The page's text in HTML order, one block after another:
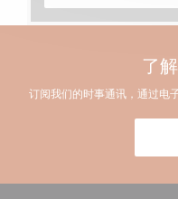
了
订阅我们的时事通讯，通过电